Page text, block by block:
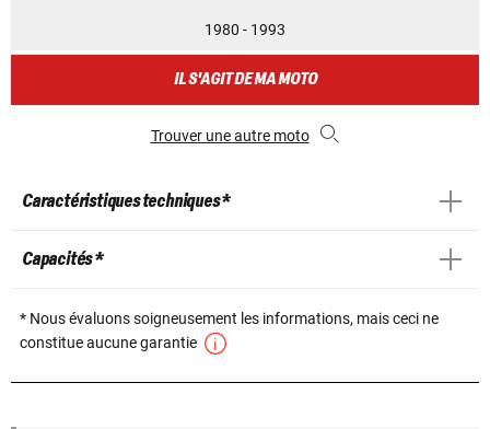
1980 - 1993
IL S'AGIT DE MA MOTO
Trouver une autre moto
Caractéristiques techniques *
Capacités *
* Nous évaluons soigneusement les informations, mais ceci ne
constitue aucune garantie